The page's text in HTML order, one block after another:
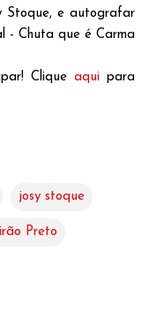
Stoque, e autografar
- Chuta que é Carma
Cliqueaqui para
josy stoque
Preto